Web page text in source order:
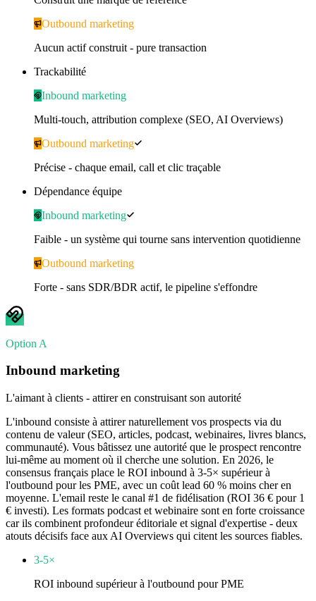
Outbound marketing
Aucun actif construit - pure transaction
Trackabilité
Inbound marketing
Multi-touch, attribution complexe (SEO, AI Overviews)
Outbound marketing
Précise - chaque email, call et clic traçable
Dépendance équipe
Inbound marketing
Faible - un système qui tourne sans intervention quotidienne
Outbound marketing
Forte - sans SDR/BDR actif, le pipeline s'effondre
Option A
Inbound marketing
L'aimant à clients - attirer en construisant son autorité
L'inbound consiste à attirer naturellement vos prospects via du
contenu de valeur (SEO, articles, podcast, webinaires, livres blancs,
communauté). Vous bâtissez une autorité que le prospect rencontre
lui-même au moment où il cherche une solution. En 2026, le
consensus français place le ROI inbound à 3-5× supérieur à
l'outbound pour les PME, avec un coût lead 60 % moins cher en
moyenne. L'email reste le canal #1 de fidélisation (ROI 36 € pour 1
€ investi). Les formats podcast et webinaire sont en forte croissance
car ils combinent profondeur éditoriale et signal d'expertise - deux
atouts décisifs face aux AI Overviews qui citent les sources fiables.
3-5×
ROI inbound supérieur à l'outbound pour PME